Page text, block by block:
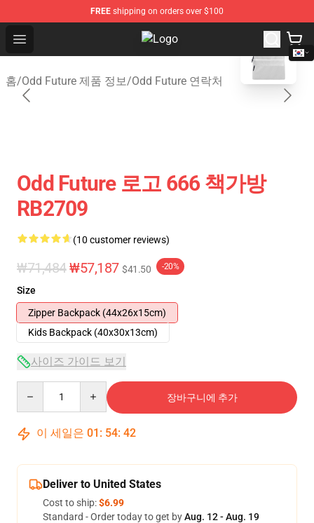
FREE shipping on orders over $100
Open menu Odd Future Shop - Official Odd
홈/Odd Future 제품 정보/Odd Future 연락처
blank template
Odd Future 로고 666 책가방
RB2709
(10 customer reviews)
₩71,484₩57,187 $41.50 -20%
Size
Zipper Backpack (44x26x15cm)
Kids Backpack (40x30x13cm)
사이즈 가이드 보기
장바구니에 추가
이 세일은 01 : 54: 42
Deliver to United States
Cost to ship:$6.99
Standard - Order today to get byAug. 12 - Aug. 19